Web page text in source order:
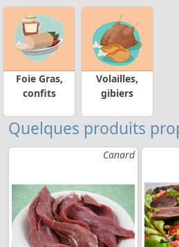
Foie Gras,
confits
Volailles,
gibiers
Quelques produits
Canard